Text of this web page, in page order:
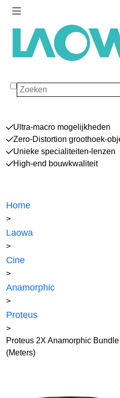
Zoeken
Ultra-macro mogelijkheden
Zero-Distortion groothoek-
Unieke specialiteiten-lenzen
High-end bouwkwaliteit
Home
>
Laowa
>
Cine
>
Anamorphic
>
Proteus
>
Proteus 2X Anamorphic
(Meters)